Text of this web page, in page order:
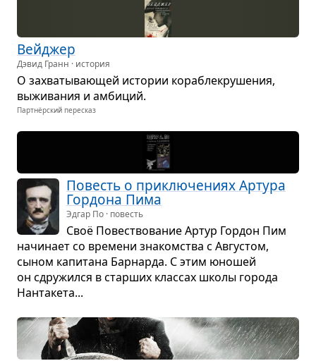
Вей­джер
Дэвид Гранн · история
О захва­ты­ва­ю­щей исто­рии кора­бле­кру­ше­ния,
выжи­ва­ния и амби­ций.
Партнёрский пересказ
Повесть о при­клю­че­ниях Артура
Гор­дона Пима
Эдгар По · повесть
Своё Повест­во­ва­ние Артур Гор­дон Пим
начи­нает со вре­мени зна­ком­ства с Авгу­стом,
сыном капи­тана Бар­нарда. С этим юно­шей
он сдру­жился в стар­ших клас­сах школы города
Нан­та­кета...